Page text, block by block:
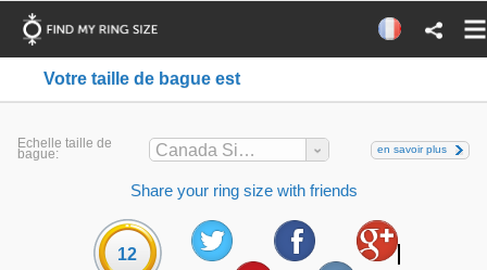
Votre taille de bague est
Echelle taille de
bague: Canada Sizes en savoir plus
Share your ring size with friends
12